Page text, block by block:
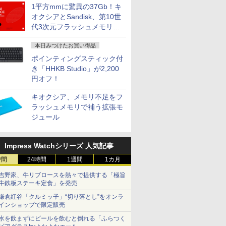
1平方mmに驚異の37Gb！キ
オクシアとSandisk、第10世
代3次元フラッシュメモリを
開発
本日みつけたお買い得品
ポインティングスティック付
き「HHKB Studio」が2,200
円オフ！
キオクシア、メモリ不足をフ
ラッシュメモリで補う拡張モ
ジュール
Impress Watchシリーズ 人気記事
24時間 1週間 1カ月
野家、牛リブロースを熱々で提供する「極旨
鉄板ステーキ定食」を発売
倉紅谷「クルミッ子」“切り落とし”をオンラ
ンショップで限定販売
を飲まずにビールを飲むと倒れる「ふらつく